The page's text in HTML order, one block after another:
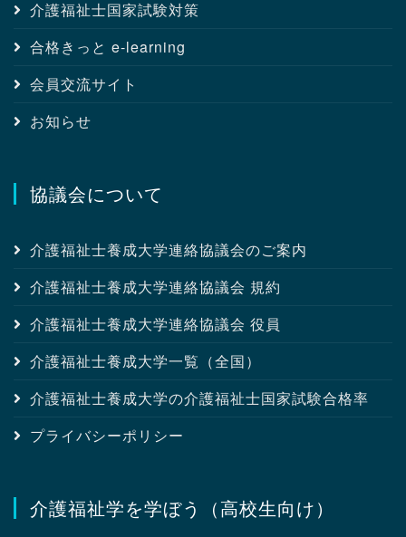
介護福祉士国家試験対策
合格きっと e-learning
会員交流サイト
お知らせ
協議会について
介護福祉士養成大学連絡協議会のご案内
介護福祉士養成大学連絡協議会 規約
介護福祉士養成大学連絡協議会 役員
介護福祉士養成大学一覧（全国）
介護福祉士養成大学の介護福祉士国家試験合格率
プライバシーポリシー
介護福祉学を学ぼう（高校生向け）